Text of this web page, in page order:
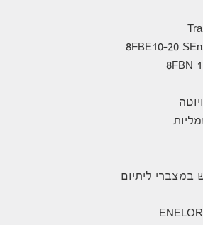
במצברי ליתיום